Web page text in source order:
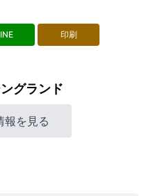
印刷
グランド
報を見る